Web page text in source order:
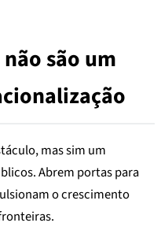
são um
mas sim um
Abrem portas para
o crescimento